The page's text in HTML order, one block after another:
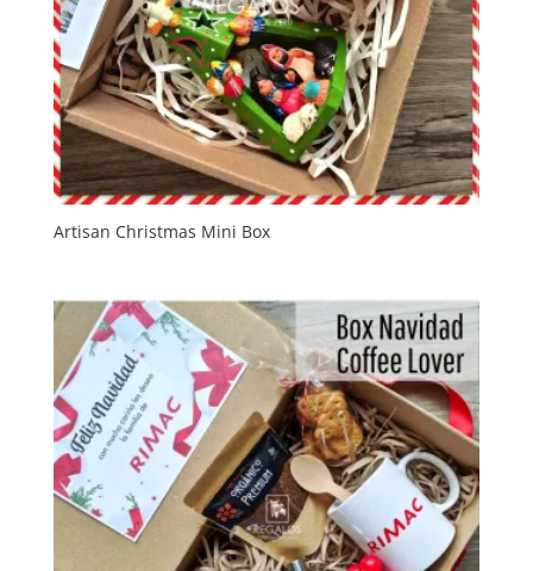
Artisan Christmas Mini Box